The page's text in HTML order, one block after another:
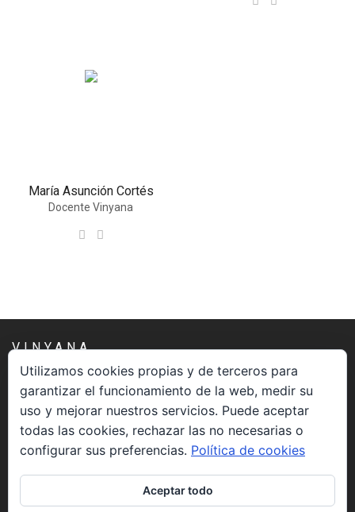
María Asunción Cortés
Docente Vinyana
VINYANA
Una asociación constituida sin ánimo de lucro cuya misión
es atender los aspectos espirituales relacionados con el
proceso vivir el morir.
Utilizamos cookies propias y de terceros para
garantizar el funcionamiento de la web, medir su
uso y mejorar nuestros servicios. Puede aceptar
todas las cookies, rechazar las no necesarias o
configurar sus preferencias. Política de cookies
Aceptar todo